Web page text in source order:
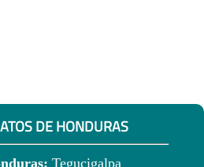
DE HONDURAS
Tegucigalpa